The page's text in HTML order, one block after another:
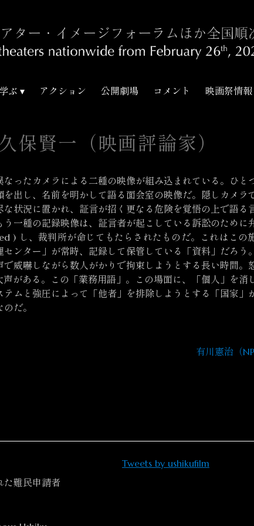
学ぶ アクション 公開劇場 コメント 映画祭情報
保賢一（映画評論家）
ったカメラによる二種の映像が組み込まれている。ひと
を出し、名前を明かして語る面会室の映像だ。隠しカメラ
な状況に置かれ、証言が招く更なる危険を覚悟の上で語る
う一種の記録映像は、証言者が起こしている訴訟のために
) し、裁判所が命じてもたらされたものだ。これはこの
センター」が常時、記録して保管している「資料」だろう
で威嚇しながら数人がかりで拘束しようとする長い時間。
がある。この「業務用語」。この場面に、「個人」を消
テムと強圧によって「他者」を排除しようとする「国家」
だ。
有川憲治（
Tweets by ushikufilm
た難民申請者